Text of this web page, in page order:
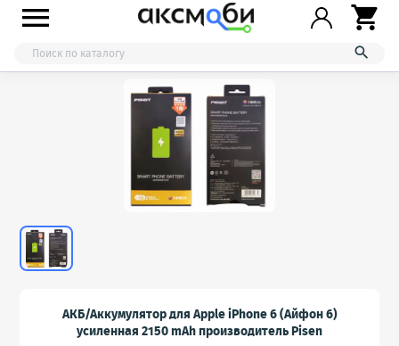



АКБ/Аккумулятор для Apple iPhone 6 (Айфон 6)
усиленная 2150 mAh производитель Pisen